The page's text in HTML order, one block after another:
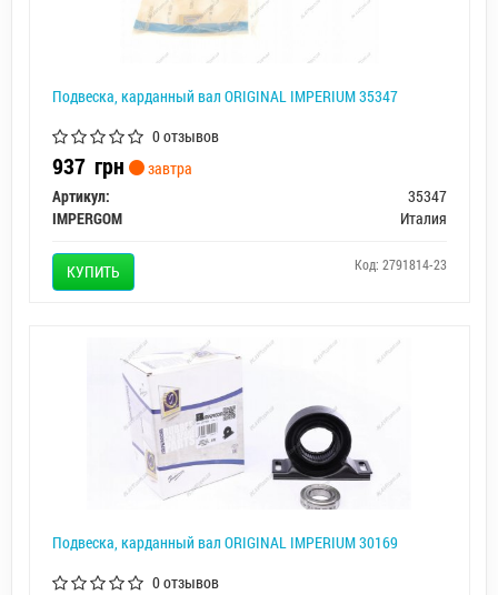
Подвеска, карданный вал ORIGINAL IMPERIUM 35347
0 отзывов
937 грн
завтра
Артикул:
35347
IMPERGOM
Италия
КУПИТЬ Код: 2791814-23
Подвеска, карданный вал ORIGINAL IMPERIUM 30169
0 отзывов